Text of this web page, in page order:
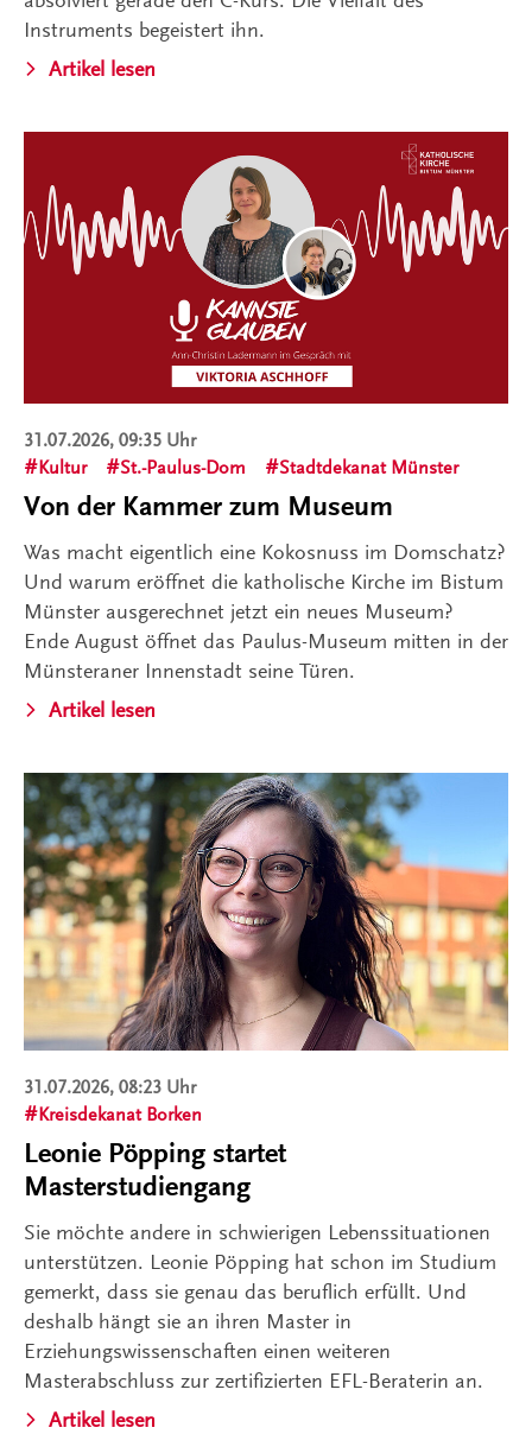
Instruments begeistert ihn.
Artikel lesen
31.07.2026, 09:35 Uhr
Kultur
St.-Paulus-Dom Stadtdekanat Münster
Von der Kammer zum Museum
Was macht eigentlich eine Kokosnuss im Domschatz?
Und warum eröffnet die katholische Kirche im Bistum
Münster ausgerechnet jetzt ein neues Museum?
Ende August öffnet das Paulus-Museum mitten in der
Münsteraner Innenstadt seine Türen.
Artikel lesen
31.07.2026, 08:23 Uhr
Kreisdekanat Borken
Leonie Pöpping startet
Masterstudiengang
Sie möchte andere in schwierigen Lebenssituationen
unterstützen. Leonie Pöpping hat schon im Studium
gemerkt, dass sie genau das beruflich erfüllt. Und
deshalb hängt sie an ihren Master in
Erziehungswissenschaften einen weiteren
Masterabschluss zur zertifizierten EFL-Beraterin an.
Artikel lesen